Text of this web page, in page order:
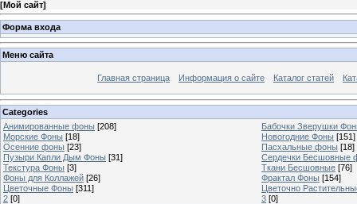
[Мой сайт]
Форма входа
Меню сайта
Главная страница Информация о сайте Каталог статей
Categories
Анимированные фоны [208]
Бабочки Зверушки
Морские Фоны [18] Новогодние Фоны [151]
Осенние фоны [23] Пасхальные фоны [18]
Пузыри Капли Дым Фоны [31]
Сердечки Бесшовные
Текстура Фоны [3] Ткани Бесшовные [76]
Фоны для Коллажей [26] Фрактал Фоны [154]
Цветочные Фоны [311]
Цветочно
2 [0] 3 [0]